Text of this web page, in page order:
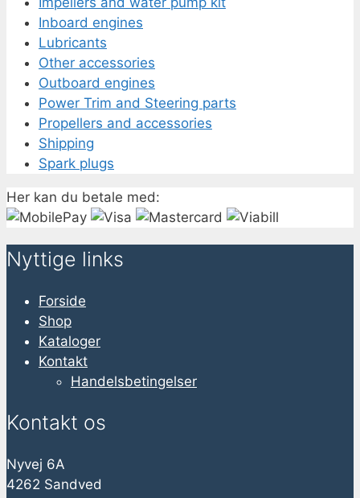
Inboard engines
Lubricants
Other accessories
Outboard engines
Power Trim and Steering parts
Propellers and accessories
Shipping
Spark plugs
Her kan du betale med:
Nyttige links
Forside
Shop
Kataloger
Kontakt
Handelsbetingelser
Kontakt os
Nyvej 6A
4262 Sandved